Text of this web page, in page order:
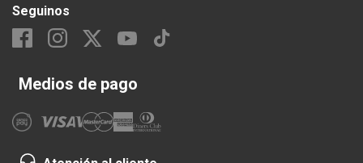
Seguinos
Medios de pago